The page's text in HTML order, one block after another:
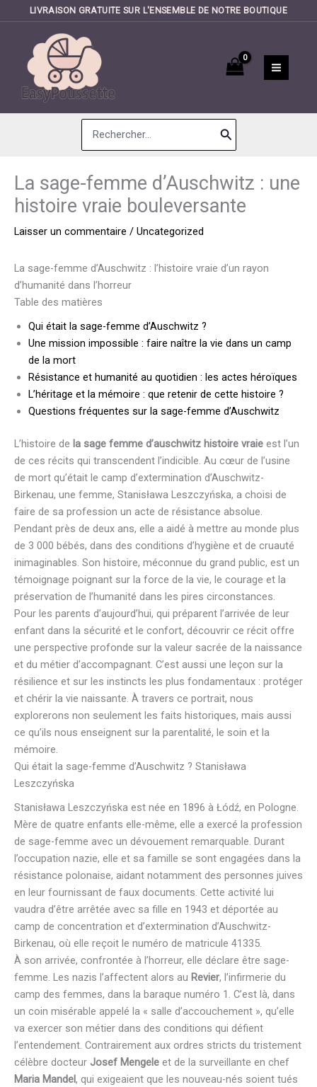
LIVRAISON GRATUITE SUR L'ENSEMBLE DE NOTRE BOUTIQUE
contenu
Search
for:
La sage-femme d’Auschwitz : une
histoire vraie bouleversante
Laisser un commentaire / Uncategorized
La sage-femme d’Auschwitz : l’histoire vraie d’un rayon
d’humanité dans l’horreur
Table des matières
Qui était la sage-femme d’Auschwitz ?
Une mission impossible : faire naître la vie dans un camp
de la mort
Résistance et humanité au quotidien : les actes héroïques
L’héritage et la mémoire : que retenir de cette histoire ?
Questions fréquentes sur la sage-femme d’Auschwitz
L’histoire de la sage femme d’auschwitz histoire vraie est l’un
de ces récits qui transcendent l’indicible. Au cœur de l’usine
de mort qu’était le camp d’extermination d’Auschwitz-
Birkenau, une femme, Stanisława Leszczyńska, a choisi de
faire de sa profession un acte de résistance absolue.
Pendant près de deux ans, elle a aidé à mettre au monde plus
de 3 000 bébés, dans des conditions d’hygiène et de cruauté
inimaginables. Son histoire, méconnue du grand public, est un
témoignage poignant sur la force de la vie, le courage et la
préservation de l’humanité dans les pires circonstances.
Pour les parents d’aujourd’hui, qui préparent l’arrivée de leur
enfant dans la sécurité et le confort, découvrir ce récit offre
une perspective profonde sur la valeur sacrée de la naissance
et du métier d’accompagnant. C’est aussi une leçon sur la
résilience et sur les instincts les plus fondamentaux : protéger
et chérir la vie naissante. À travers ce portrait, nous
explorerons non seulement les faits historiques, mais aussi
ce qu’ils nous enseignent sur la parentalité, le soin et la
mémoire.
Qui était la sage-femme d’Auschwitz ? Stanisława
Leszczyńska
Stanisława Leszczyńska est née en 1896 à Łódź, en Pologne.
Mère de quatre enfants elle-même, elle a exercé la profession
de sage-femme avec un dévouement remarquable. Durant
l’occupation nazie, elle et sa famille se sont engagées dans la
résistance polonaise, aidant notamment des personnes juives
en leur fournissant de faux documents. Cette activité lui
vaudra d’être arrêtée avec sa fille en 1943 et déportée au
camp de concentration et d’extermination d’Auschwitz-
Birkenau, où elle reçoit le numéro de matricule 41335.
À son arrivée, confrontée à l’horreur, elle déclare être sage-
femme. Les nazis l’affectent alors au Revier, l’infirmerie du
camp des femmes, dans la baraque numéro 1. C’est là, dans
un coin misérable appelé la « salle d’accouchement », qu’elle
va exercer son métier dans des conditions qui défient
l’entendement. Contrairement aux ordres stricts du tristement
célèbre docteur Josef Mengele et de la surveillante en chef
Maria Mandel, qui exigeaient que les nouveau-nés soient tués